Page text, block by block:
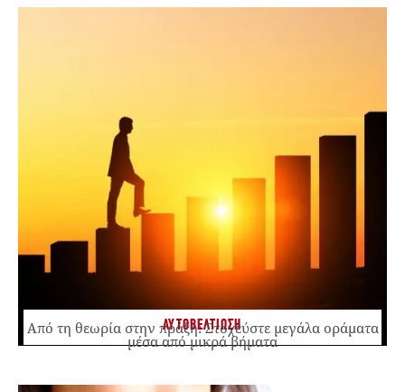
ΑΥΤΟΒΕΛΤΙΩΣΗ
Από τη θεωρία στην πράξη: Στοχεύστε μεγάλα οράματα
μέσα από μικρά βήματα